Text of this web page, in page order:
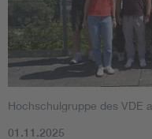
Health
Mobility
Hochschulgruppe des VDE
01.11.2025